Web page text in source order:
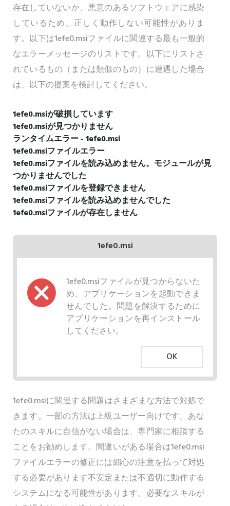
存在していないか、悪意のあるソフトウェアに感染
しているため、正しく動作しない可能性がありま
す。以下は1efe0.msiファイルに関連する最も一般的
なエラーメッセージのリストです。以下にリストさ
れているもの（または類似のもの）に遭遇した場合
は、以下の提案を検討してください。
1efe0.msiが破損しています
1efe0.msiが見つかりません
ランタイムエラー - 1efe0.msi
1efe0.msiファイルエラー
1efe0.msiファイルを読み込めません。モジュールが見
つかりませんでした
1efe0.msiファイルを登録できません
1efe0.msiファイルを読み込めませんでした
1efe0.msiファイルが存在しません
1efe0.msi
1efe0.msiファイルが見つからないた
め、アプリケーションを起動できま
せんでした。問題を解決するために
アプリケーションを再インストール
してください。
OK
1efe0.msiに関連する問題はさまざまな方法で対処で
きます。一部の方法は上級ユーザー向けです。あな
たのスキルに自信がない場合は、専門家に相談する
ことをお勧めします。間違いがある場合は1efe0.msi
ファイルエラーの修正には細心の注意を払って対処
する必要があります不安定または不適切に動作する
システムになる可能性があります。必要なスキルが